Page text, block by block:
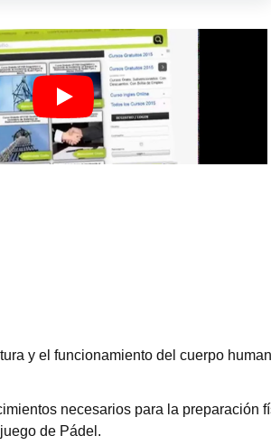
y el funcionamiento del cuerpo
necesarios para la preparación
de Pádel.